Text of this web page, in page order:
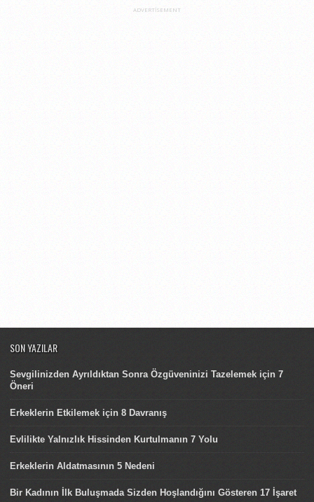
ADVERTISEMENT
SON YAZILAR
Sevgilinizden Ayrıldıktan Sonra Özgüveninizi Tazelemek için 7
Öneri
Erkeklerin Etkilemek için 8 Davranış
Evlilikte Yalnızlık Hissinden Kurtulmanın 7 Yolu
Erkeklerin Aldatmasının 5 Nedeni
Bir Kadının İlk Buluşmada Sizden Hoşlandığını Gösteren 17 İşaret